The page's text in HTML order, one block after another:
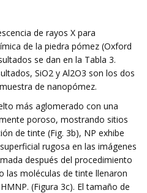
de rayos X para
de la piedra pómez (Oxford
se dan en la Tabla 3.
SiO2 y Al2O3 son los dos
de nanopómez.
más aglomerado con una
poroso, mostrando sitios
de tinte (Fig. 3b), NP exhibe
rugosa en las imágenes
después del procedimiento
las moléculas de tinte llenaron
(Figura 3c). El tamaño de